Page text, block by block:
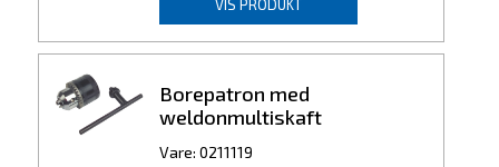
VIS PRODUKT
Borepatron med
weldonmultiskaft
Vare: 0211119